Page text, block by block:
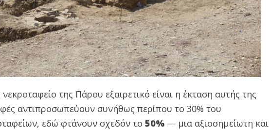
της Πάρου εξαιρετικό είναι η έκταση αυτής της
αντιπροσωπεύουν συνήθως περίπου το 30% του
εδώ φτάνουν σχεδόν το 50% — μια αξιοσημείωτη και